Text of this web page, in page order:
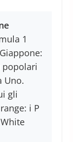
1
popolari
Uno.
gli
i P